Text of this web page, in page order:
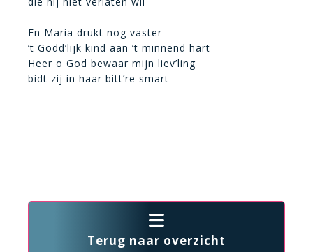
En Maria drukt nog vaster
’t Godd’lijk kind aan ’t minnend hart
Heer o God bewaar mijn liev’ling
bidt zij in haar bitt’re smart
Terug naar overzicht